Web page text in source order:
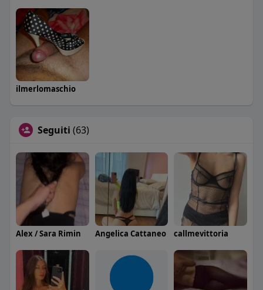
ilmerlomaschio
Seguiti (63)
Alex / Sara Rimin Angelica Cattaneo callmevittoria